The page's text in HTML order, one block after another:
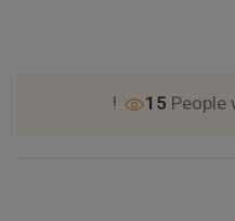
15 People